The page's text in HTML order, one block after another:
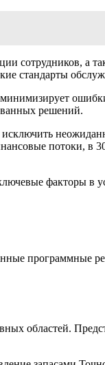
сотрудников, а
стандарты
решений.
потоки, в
факторы
программные
областей.